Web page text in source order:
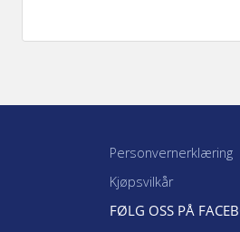
Personvernerklæring
Kjøpsvilkår
FØLG OSS PÅ